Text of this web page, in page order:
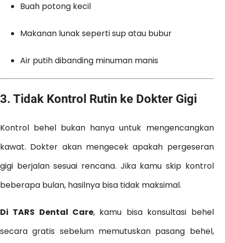
Buah potong kecil
Makanan lunak seperti sup atau bubur
Air putih dibanding minuman manis
3. Tidak Kontrol Rutin ke Dokter Gigi
Kontrol behel bukan hanya untuk mengencangkan
kawat. Dokter akan mengecek apakah pergeseran
gigi berjalan sesuai rencana. Jika kamu skip kontrol
beberapa bulan, hasilnya bisa tidak maksimal.
Di TARS Dental Care, kamu bisa konsultasi behel
secara gratis sebelum memutuskan pasang behel,